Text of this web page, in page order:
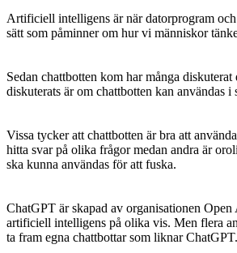
Artificiell intelligens är när datorprogram
sätt som påminner om hur vi människor
Sedan chattbotten kom har många diskuterat
diskuterats är om chattbotten kan användas i
Vissa tycker att chattbotten är bra att
hitta svar på olika frågor medan andra är
ska kunna användas för att fuska.
ChatGPT är skapad av organisationen
artificiell intelligens på olika vis. Men flera
ta fram egna chattbottar som liknar ChatGPT.